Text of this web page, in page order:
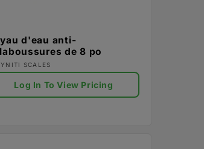
d'eau anti-
de 8 po
:
SCALES
Log In To View Pricing